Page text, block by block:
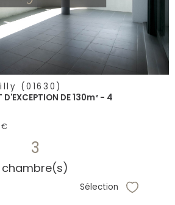
(01630)
D'EXCEPTION DE 130m² - 4
3
chambre(s)
Sélection